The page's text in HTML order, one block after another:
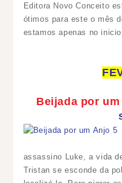
Editora Novo Conceito
ótimos para este o mês
estamos apenas no
Beijada por
assassino Luke, a vida
Tristan se esconde da